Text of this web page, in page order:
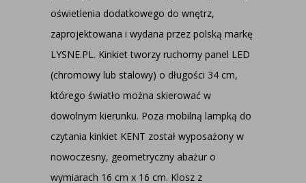
oświetlenia dodatkowego do wnętrz,
zaprojektowana i wydana przez polską markę
LYSNE.PL. Kinkiet tworzy ruchomy panel LED
(chromowy lub stalowy) o długości 34 cm,
którego światło można skierować w
dowolnym kierunku. Poza mobilną lampką do
czytania kinkiet KENT został wyposażony w
nowoczesny, geometryczny abażur o
wymiarach 16 cm x 16 cm. Klosz z